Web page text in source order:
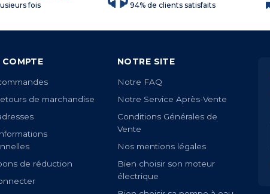
fois 94% de clients satisfaits
COMPTE
de marchandise
de réduction
NOTRE SITE
Notre FAQ
Notre Service Après-Vente
Conditions Générales de
Vente
Nos mentions légales
Bien choisir son moteur
électrique